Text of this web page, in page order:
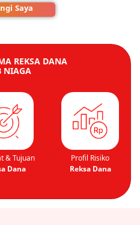
Saya
REKSA DANA
NIAGA
& Tujuan
Dana
Profil Risiko
Reksa Dana